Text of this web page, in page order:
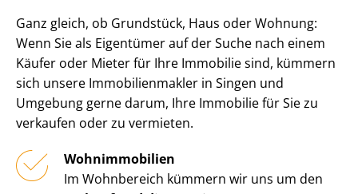
Ganz gleich, ob Grundstück, Haus oder Wohnung:
Wenn Sie als Eigentümer auf der Suche nach einem
Käufer oder Mieter für Ihre Immobilie sind, kümmern
sich unsere Im­mo­bi­li­en­mak­ler in Singen und
Umgebung gerne darum, Ihre Immobilie für Sie zu
verkaufen oder zu vermieten.
Wohnimmobilien
Im Wohnbereich kümmern wir uns um den